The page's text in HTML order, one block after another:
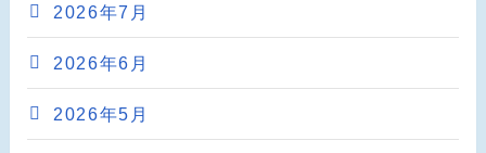
2026年7月
2026年6月
2026年5月